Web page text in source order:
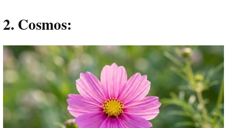
2. Cosmos: